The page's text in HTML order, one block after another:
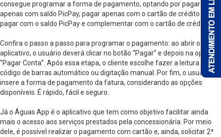
consegue programar a forma de pagamento, optando por pagar
apenas com saldo PicPay, pagar apenas com o cartão de crédito ou
pagar com o saldo PicPay e complementar com o cartão de crédito.
Confira o passo a passo para programar o pagamento: ao abrir o
aplicativo, o usuário deverá clicar no botão “Pagar” e depois na opção
“Pagar Conta”. Após essa etapa, o cliente escolhe fazer a leitura do
código de barras automático ou digitação manual. Por fim, o usuário
insere a forma de pagamento da fatura, considerando as opções
disponíveis. É rápido, fácil e seguro.
Já o Águas App é o aplicativo que tem como objetivo facilitar ainda
mais o acesso aos serviços prestados pela concessionária. Por meio
dele, é possível realizar o pagamento com cartão e, ainda, solicitar 2ª